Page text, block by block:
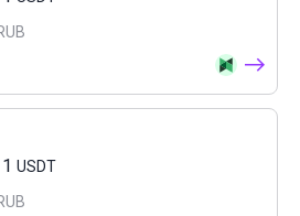
1 USDT